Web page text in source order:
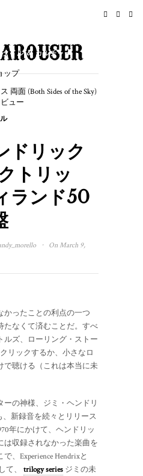
タイル & カルチャー
ップ
ドリック
トリッ
ランド50
·
On March 9,
かったことの利点の一つ
たなくて済むことだ。すべ
ルズ、ローリング・ストー
リックするか、小さなロ
で聴ける（これは本当に未
ーの神様、ジミ・ヘンドリ
、新録音を続々とリリース
年にかけて、ヘンドリッ
は収録されなかった楽曲を
、Experience Hendrixと
て、 trilogy series ジミの未